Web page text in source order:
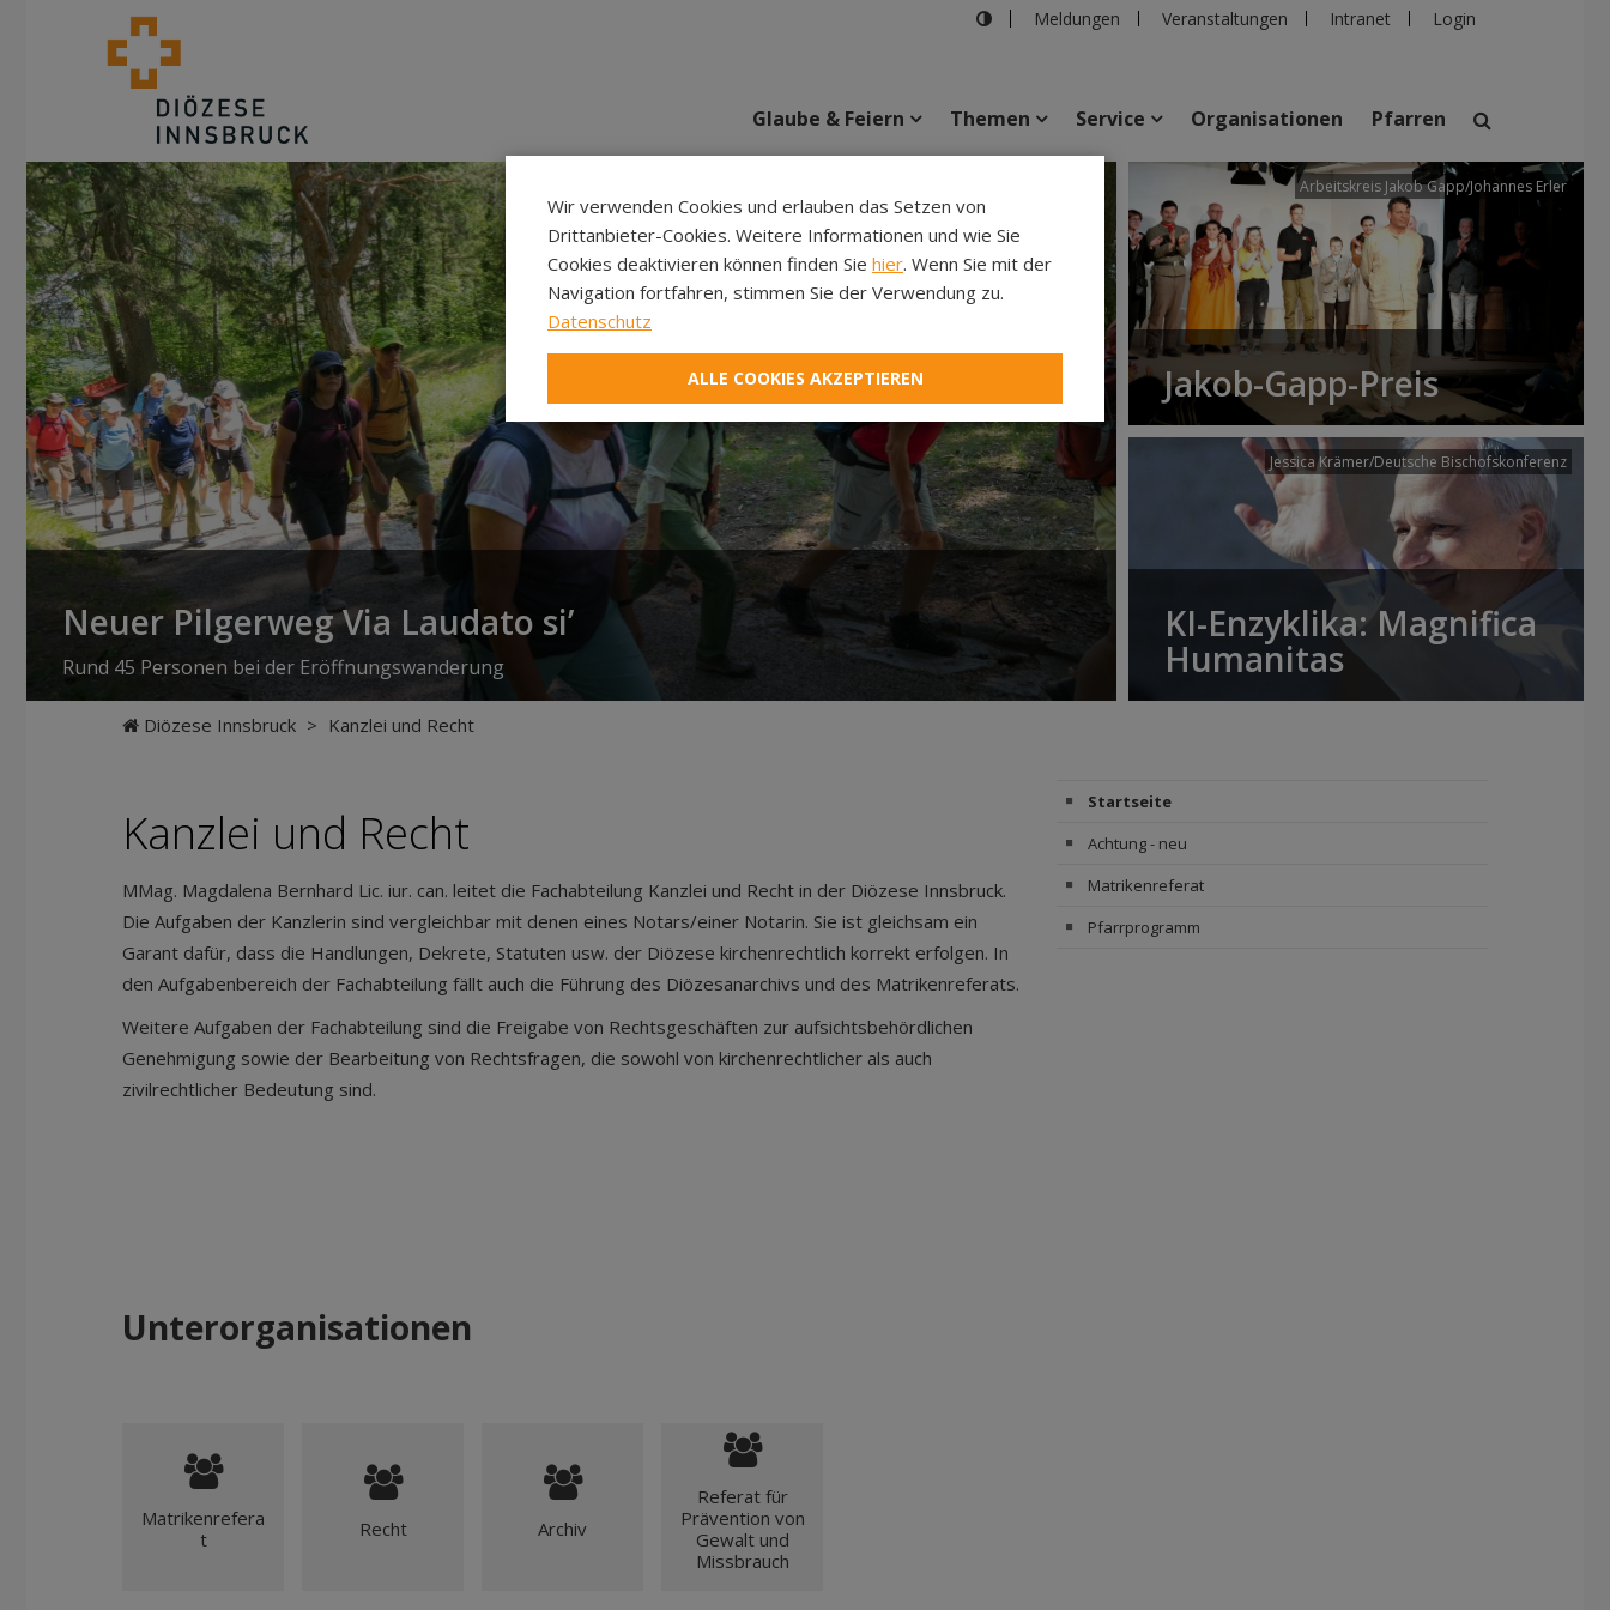
Meldungen Veranstaltungen Intranet Login
suchen
Veranstaltungen Personen Pfarren Einrichtungen
Glaube & Feiern Themen Service Organisationen Pfarren
Neuer Pilgerweg Via Laudato si’
Rund 45 Personen bei der Eröffnungswanderung
Arbeitskreis Jakob Gapp/Johannes Erler
Jakob-Gapp-Preis
Jessica Krämer/Deutsche Bischofskonferenz
KI-Enzyklika: Magnifica
Humanitas
Diözese Innsbruck > Kanzlei und Recht
Kanzlei und Recht
MMag. Magdalena Bernhard Lic. iur. can. leitet die Fachabteilung Kanzlei und Recht in der Diözese Innsbruck.
Die Aufgaben der Kanzlerin sind vergleichbar mit denen eines Notars/einer Notarin. Sie ist gleichsam ein
Garant dafür, dass die Handlungen, Dekrete, Statuten usw. der Diözese kirchenrechtlich korrekt erfolgen. In
den Aufgabenbereich der Fachabteilung fällt auch die Führung des Diözesanarchivs und des Matrikenreferats.
Weitere Aufgaben der Fachabteilung sind die Freigabe von Rechtsgeschäften zur aufsichtsbehördlichen
Genehmigung sowie der Bearbeitung von Rechtsfragen, die sowohl von kirchenrechtlicher als auch
zivilrechtlicher Bedeutung sind.
Startseite
Achtung - neu
Matrikenreferat
Pfarrprogramm
Unterorganisationen
Matrikenrefera
t
Recht Archiv
Referat für
Prävention von
Gewalt und
Missbrauch
Wir verwenden Cookies und erlauben das Setzen von
Drittanbieter-Cookies. Weitere Informationen und wie Sie
Cookies deaktivieren können finden Sie hier. Wenn Sie mit der
Navigation fortfahren, stimmen Sie der Verwendung zu.
Datenschutz
ALLE COOKIES AKZEPTIEREN